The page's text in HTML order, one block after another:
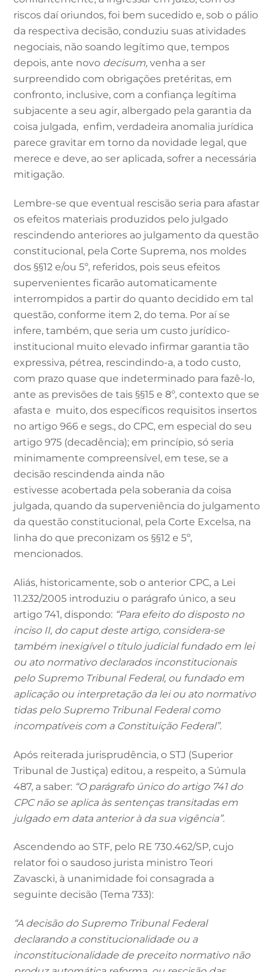
riscos daí oriundos, foi bem sucedido e, sob o pálio
da respectiva decisão, conduziu suas atividades
negociais, não soando legítimo que, tempos
depois, ante novo decisum,venha a ser
surpreendido com obrigações pretéritas, em
confronto, inclusive, com a confiança legítima
subjacente a seu agir, albergado pela garantia da
coisa julgada, enfim, verdadeira anomalia jurídica
parece gravitar em torno da novidade legal, que
merece e deve, ao ser aplicada, sofrer a necessária
mitigação.
Lembre-se que eventual rescisão seria para afastar
os efeitos materiais produzidos pelo julgado
rescindendo anteriores ao julgamento da questão
constitucional, pela Corte Suprema, nos moldes
dos §§12 e/ou 5º, referidos, pois seus efeitos
supervenientes ficarão automaticamente
interrompidos a partir do quanto decidido em tal
questão, conforme item 2, do tema. Por aí se
infere, também, que seria um custo jurídico-
institucional muito elevado infirmar garantia tão
expressiva, pétrea, rescindindo-a, a todo custo,
com prazo quase que indeterminado para fazê-lo,
ante as previsões de tais §§15 e 8º, contexto que se
afasta e muito, dos específicos requisitos insertos
no artigo 966 e segs., do CPC, em especial do seu
artigo 975 (decadência); em princípio, só seria
minimamente compreensível, em tese, se a
decisão rescindenda ainda não
estivesse acobertada pela soberania da coisa
julgada, quando da superveniência do julgamento
da questão constitucional, pela Corte Excelsa, na
linha do que preconizam os §§12 e 5º,
mencionados.
Aliás, historicamente, sob o anterior CPC, a Lei
11.232/2005 introduziu o parágrafo único, a seu
artigo 741, dispondo: “Para efeito do disposto no
inciso II, do caput deste artigo, considera-se
também inexigível o título judicial fundado em lei
ou ato normativo declarados inconstitucionais
pelo Supremo Tribunal Federal, ou fundado em
aplicação ou interpretação da lei ou ato normativo
tidas pelo Supremo Tribunal Federal como
incompatíveis com a Constituição Federal”.
Após reiterada jurisprudência, o STJ (Superior
Tribunal de Justiça) editou, a respeito, a Súmula
487, a saber: “O parágrafo único do artigo 741 do
CPC não se aplica às sentenças transitadas em
julgado em data anterior à da sua vigência”.
Ascendendo ao STF, pelo RE 730.462/SP, cujo
relator foi o saudoso jurista ministro Teori
Zavascki, à unanimidade foi consagrada a
seguinte decisão (Tema 733):
“A decisão do Supremo Tribunal Federal
declarando a constitucionalidade ou a
inconstitucionalidade de preceito normativo não